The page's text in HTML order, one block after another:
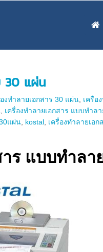
30 แผ่น
องทําลายเอกสาร 30 แผ่น เครื่อ
เครื่องทําลายเอกสาร แบบทําล
แผ่น kostal เครื่องทำลายเอก
าร แบบทำล